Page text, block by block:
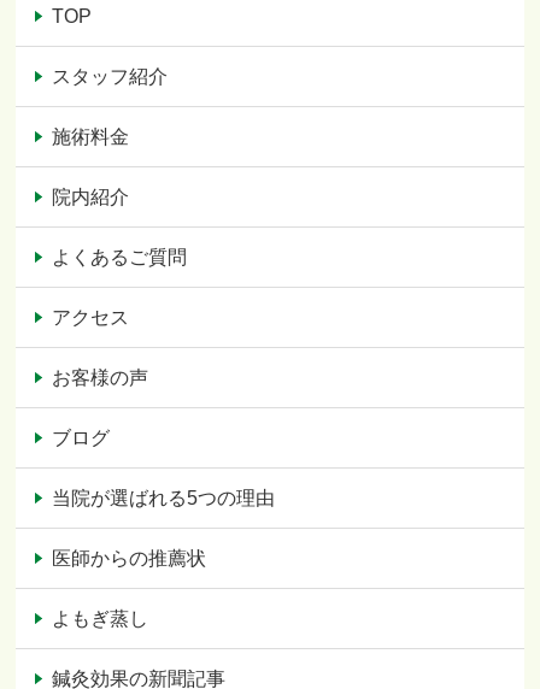
TOP
スタッフ紹介
施術料金
院内紹介
よくあるご質問
アクセス
お客様の声
ブログ
当院が選ばれる5つの理由
医師からの推薦状
よもぎ蒸し
鍼灸効果の新聞記事